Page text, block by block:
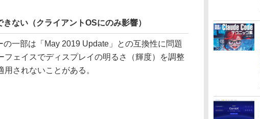
ない（クライアントOSにのみ影響）
一部は「May 2019 Update」との互換性に問題
フェイスでディスプレイの明るさ（輝度）を調整
されないことがある。